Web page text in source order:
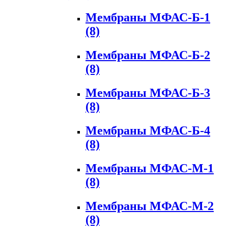
Мембраны МФАС-Б-1
(8)
Мембраны МФАС-Б-2
(8)
Мембраны МФАС-Б-3
(8)
Мембраны МФАС-Б-4
(8)
Мембраны МФАС-М-1
(8)
Мембраны МФАС-М-2
(8)